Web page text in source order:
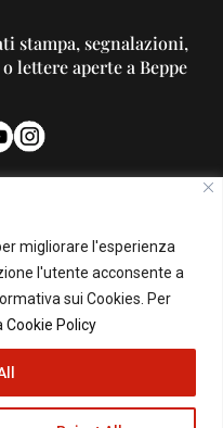
migliorare l'esperienza
l'utente acconsente a
sui Cookies. Per
Cookie Policy
stampa, segnalazioni,
lettere aperte a Beppe
PUBBLICITA'
pubblicità su questo Blog:
pubblicita@beppegrillo.it
Rights Reserved - Powered by